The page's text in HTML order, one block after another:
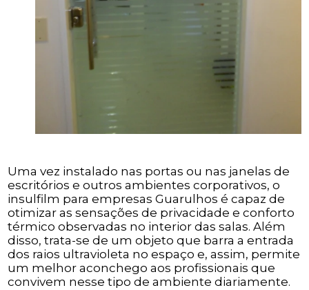
Uma vez instalado nas portas ou nas janelas de
escritórios e outros ambientes corporativos, o
insulfilm para empresas Guarulhos é capaz de
otimizar as sensações de privacidade e conforto
térmico observadas no interior das salas. Além
disso, trata-se de um objeto que barra a entrada
dos raios ultravioleta no espaço e, assim, permite
um melhor aconchego aos profissionais que
convivem nesse tipo de ambiente diariamente.